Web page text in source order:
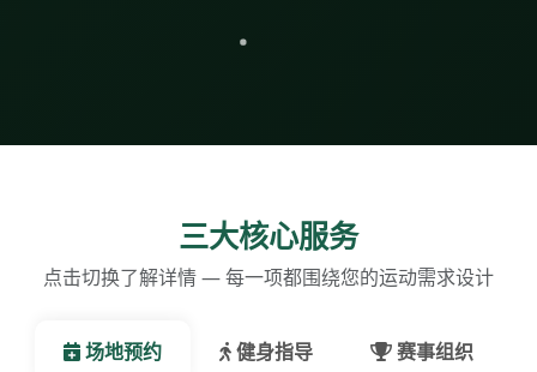
三大核心服务
点击切换了解详情 — 每一项都围绕您的运动需求设计
场地预约 健身指导 赛事组织